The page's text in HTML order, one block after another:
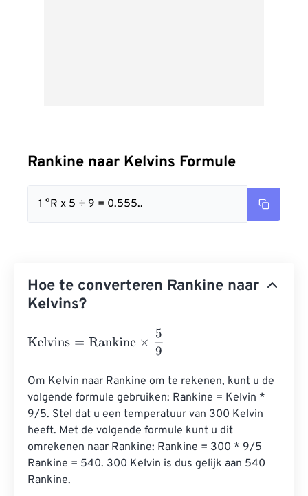
Rankine naar Kelvins Formule
1 °R x 5 ÷ 9 = 0.555..
Hoe te converteren Rankine naar
Kelvins?
Kelvins Rankine × 5
Om Kelvin naar Rankine om te rekenen, kunt u de
volgende formule gebruiken: Rankine = Kelvin *
9/5. Stel dat u een temperatuur van 300 Kelvin
heeft. Met de volgende formule kunt u dit
omrekenen naar Rankine: Rankine = 300 * 9/5
Rankine = 540. 300 Kelvin is dus gelijk aan 540
Rankine.